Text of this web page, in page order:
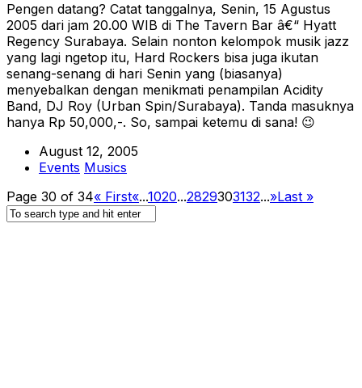
Pengen datang? Catat tanggalnya, Senin, 15 Agustus
2005 dari jam 20.00 WIB di The Tavern Bar â€“ Hyatt
Regency Surabaya. Selain nonton kelompok musik jazz
yang lagi ngetop itu, Hard Rockers bisa juga ikutan
senang-senang di hari Senin yang (biasanya)
menyebalkan dengan menikmati penampilan Acidity
Band, DJ Roy (Urban Spin/Surabaya). Tanda masuknya
hanya Rp 50,000,-. So, sampai ketemu di sana! 😉
August 12, 2005
Events Musics
Page 30 of 34« First«...1020...2829303132...»Last »